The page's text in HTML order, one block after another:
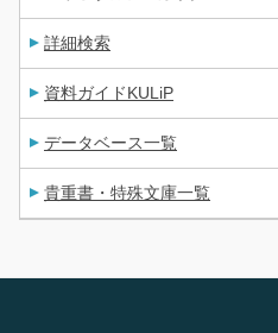
詳細検索
資料ガイドKULiP
データベース一覧
貴重書・特殊文庫一覧